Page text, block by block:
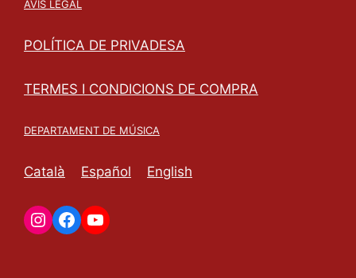
AVÍS LEGAL
POLÍTICA DE PRIVADESA
TERMES I CONDICIONS DE COMPRA
DEPARTAMENT DE MÚSICA
Català Español English